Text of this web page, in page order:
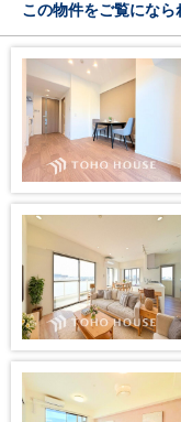
この物件をご覧にな